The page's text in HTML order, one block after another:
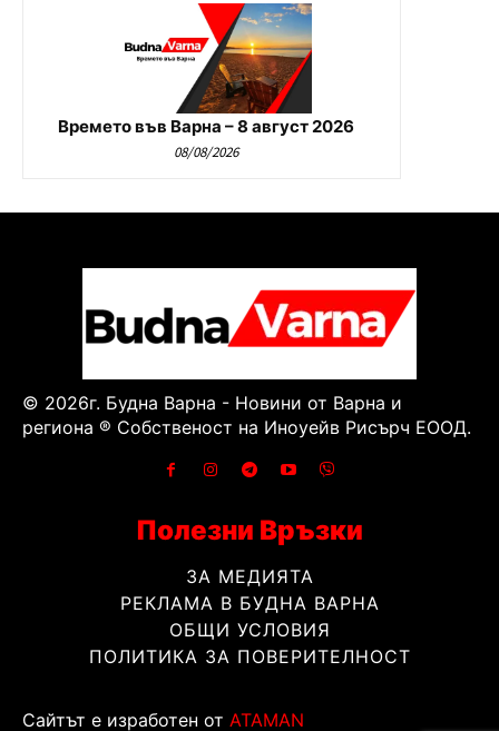
Времето във Варна – 8 август 2026
08/08/2026
© 2026г. Будна Варна - Новини от Варна и
региона ® Собственост на Иноуейв Рисърч ЕООД.
Полезни Връзки
ЗА МЕДИЯТА
РЕКЛАМА В БУДНА ВАРНА
ОБЩИ УСЛОВИЯ
ПОЛИТИКА ЗА ПОВЕРИТЕЛНОСТ
Сайтът е изработен от ATAMAN